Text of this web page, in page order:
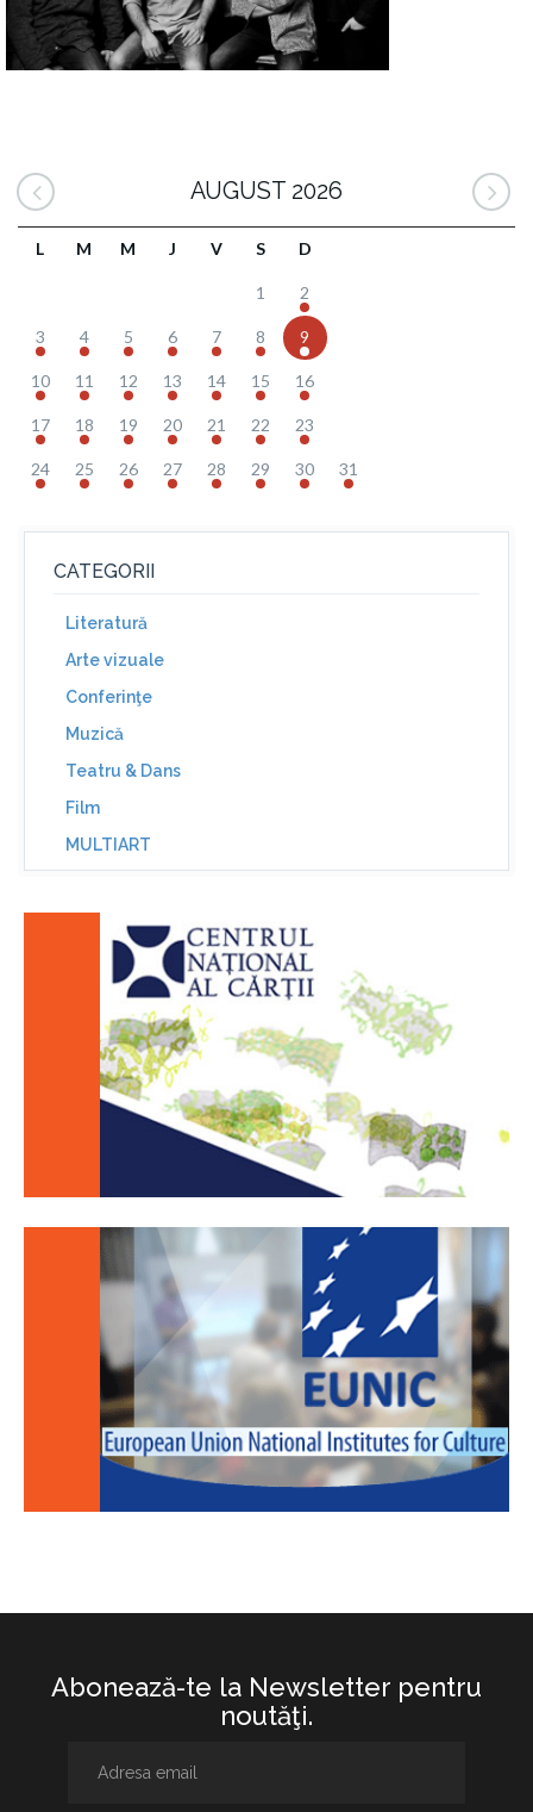
AUGUST 2026
L M M J V S D
1 2
3 4 5 6 7 8 9
10 11 12 13 14 15 16
17 18 19 20 21 22 23
24 25 26 27 28 29 30 31
CATEGORII
Literatură
Arte vizuale
Conferinţe
Muzică
Teatru & Dans
Film
MULTIART
Abonează-te la Newsletter pentru
noutăţi.